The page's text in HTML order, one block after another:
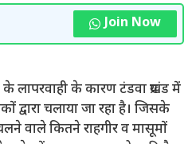
Join Now
के लापरवाही के कारण टंडवा प्रखंड में
द्वारा चलाया जा रहा है। जिसके
वाले कितने राहगीर व मासूमों